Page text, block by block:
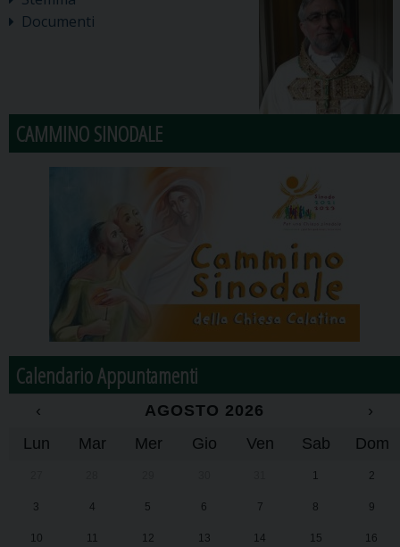
Documenti
CAMMINO SINODALE
Calendario Appuntamenti
‹ AGOSTO 2026
›
Lun
Mar Mer Gio Ven Sab Dom
1 2
3 4 5 6 7 8 9
10 11 12 13 14 15 16